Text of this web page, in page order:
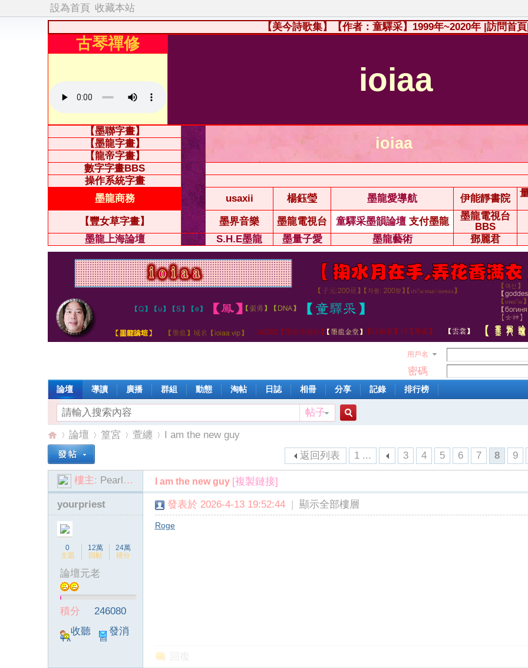
設為首頁 收藏本站
【美今詩歌集】【作者：童驛采】1999年~2020年 |訪問首
古琴禪修
ioiaa
【墨聯字畫】
ioiaa
【墨龍字畫】
【龍帝字畫】
數字字畫BBS
操作系統字畫
墨龍商務
usaxii 楊鈺瑩 墨龍愛導航 伊能靜書院
【豐女草字畫】 墨界音樂 墨龍電視台 童驛采墨韻論壇 支付墨龍
墨龍電視台
BBS
墨龍上海論壇
S.H.E墨龍 墨量子愛 墨龍藝術 鄧麗君
用戶名
密碼
論壇 導讀 廣播 群組 動態 淘帖 日誌 相冊 分享 記錄 排行榜
帖子
»
論壇
›
篁宮
›
萱纏
›
I am the new guy
1 ...
3 4 5 6 7 8 9
返回列表
樓主: Pearl6114 I am the new guy [複製鏈接]
yourpriest
0
主題
12萬
回帖
24萬
積分
論壇元老
積分
246080
收聽
TA
發消
息
發表於 2026-4-13 19:52:44 | 顯示全部樓層
Roge